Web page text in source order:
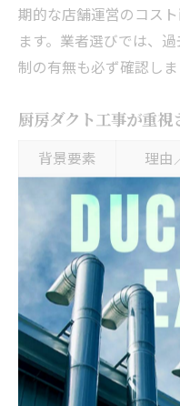
期的な店舗運営のコス
ます。業者選びでは、
制の有無も必ず確認しま
厨房ダクト工事が重視
背景要素 理由
安全性・衛
生管理
油煙・
法令遵守 規制の
信頼性
実績あ
ばれる
東京都の厨房ダクト工
店の安全性・衛生管理